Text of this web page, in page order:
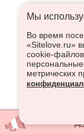
Мы
Во время
«Sitelove.ru»
cookie-
метрических